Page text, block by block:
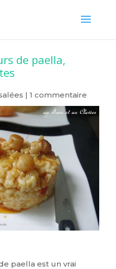
de paella,
| 1 commentaire
paella est un vrai